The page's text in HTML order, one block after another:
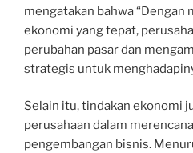
mengatakan bahwa “Dengan
ekonomi yang tepat,
perubahan pasar dan
strategis untuk
Selain itu, tindakan ekonomi
perusahaan dalam
pengembangan bisnis.